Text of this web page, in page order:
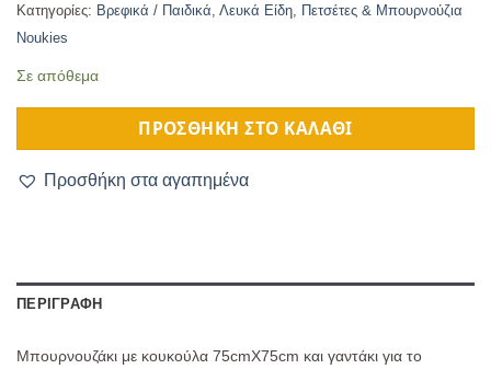
Κατηγορίες: Βρεφικά / Παιδικά Λευκά Είδη
Πετσέτες & Μπουρνούζια
Noukies
Σε απόθεμα
ΠΡΟΣΘΉΚΗ ΣΤΟ ΚΑΛΆΘΙ
Προσθήκη στα αγαπημένα
ΠΕΡΙΓΡΑΦΉ
Μπουρνουζάκι με κουκούλα 75cmX75cm και γαντάκι για το